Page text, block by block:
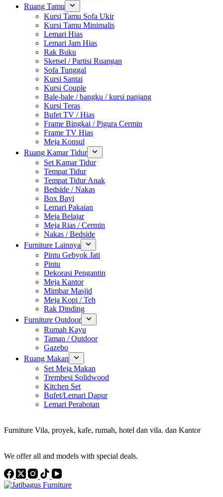
Ruang Tamu
Kursi Tamu Sofa Ukir
Kursi Tamu Minimalis
Lemari Hias
Lemari Jam Hias
Rak Buku
Sketsel / Partisi Ruangan
Sofa Tunggal
Kursi Santai
Kursi Couple
Bale-bale / bangku / kursi panjang
Kursi Teras
Bufet TV / Hias
Frame Bingkai / Pigura Cermin
Frame TV Hias
Meja Konsul
Ruang Kamar Tidur
Set Kamar Tidur
Tempat Tidur
Tempat Tidur Anak
Bedside / Nakas
Box Bayi
Lemari Pakaian
Meja Belajar
Meja Rias / Cermin
Nakas / Bedside
Furniture Lainnya
Pintu Gebyok Jati
Pintu
Dekorasi Pengantin
Meja Kantor
Mimbar Masjid
Meja Kopi / Teh
Rak Dinding
Furniture Outdoor
Rumah Kayu
Taman / Outdoor
Gazebo
Ruang Makan
Set Meja Makan
Trembesi Solidwood
Kitchen Set
Bufet/Lemari Dapur
Lemari Perabotan
Furniture Vila, proyek, kafe, rumah, hotel dan vila. dan Kantor
We offer all and models with special deals.